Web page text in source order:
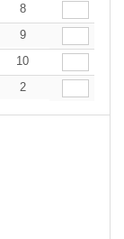
18.63
8
18.63
9
21.10€
10
21.10
2